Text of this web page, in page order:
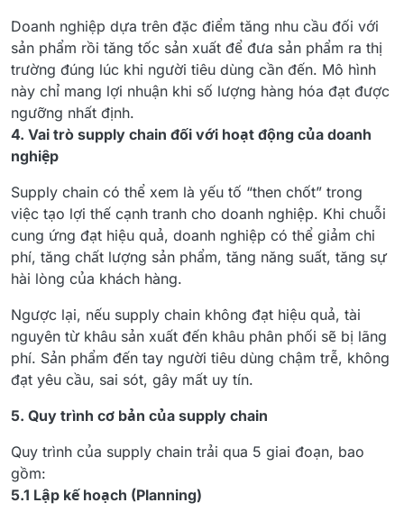
Doanh nghiệp dựa trên đặc điểm tăng nhu cầu đối với
sản phẩm rồi tăng tốc sản xuất để đưa sản phẩm ra thị
trường đúng lúc khi người tiêu dùng cần đến. Mô hình
này chỉ mang lợi nhuận khi số lượng hàng hóa đạt được
ngưỡng nhất định.
4. Vai trò supply chain đối với hoạt động của doanh
nghiệp
Supply chain có thể xem là yếu tố “then chốt” trong
việc tạo lợi thế cạnh tranh cho doanh nghiệp. Khi chuỗi
cung ứng đạt hiệu quả, doanh nghiệp có thể giảm chi
phí, tăng chất lượng sản phẩm, tăng năng suất, tăng sự
hài lòng của khách hàng.
Ngược lại, nếu supply chain không đạt hiệu quả, tài
nguyên từ khâu sản xuất đến khâu phân phối sẽ bị lãng
phí. Sản phẩm đến tay người tiêu dùng chậm trễ, không
đạt yêu cầu, sai sót, gây mất uy tín.
5. Quy trình cơ bản của supply chain
Quy trình của supply chain trải qua 5 giai đoạn, bao
gồm:
5.1 Lập kế hoạch (Planning)